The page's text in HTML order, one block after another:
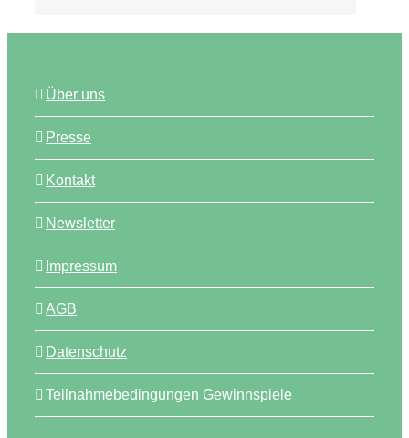
Über uns
Presse
Kontakt
Newsletter
Impressum
AGB
Datenschutz
Teilnahmebedingungen Gewinnspiele